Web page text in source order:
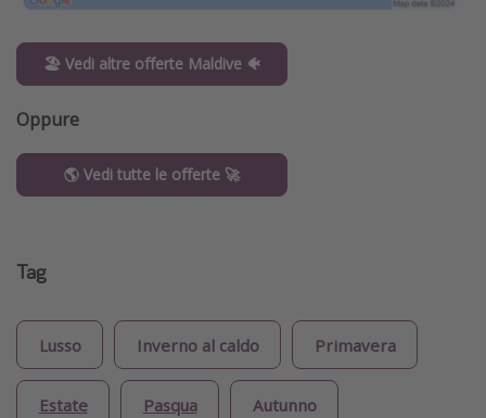
🏖️ Vedi altre offerte Maldive 🐠
Oppure
🌎 Vedi tutte le offerte 🚀
Tag
Lusso Inverno al caldo Primavera
Estate Pasqua Autunno